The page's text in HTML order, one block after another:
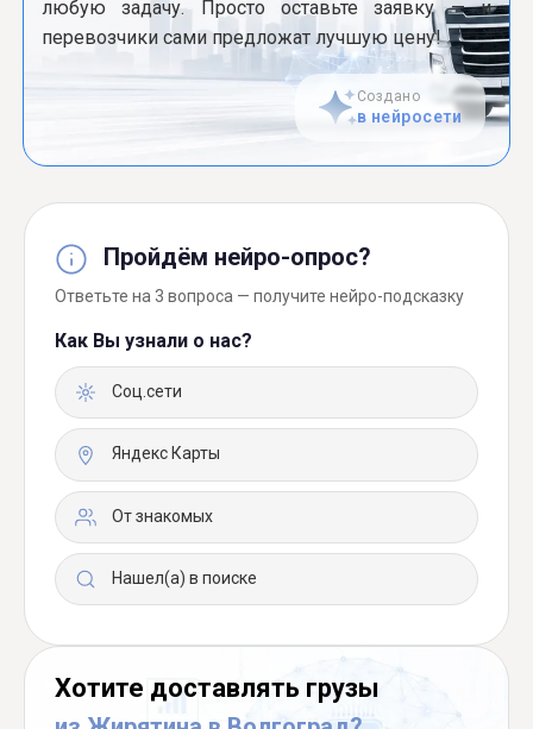
любую задачу. Просто оставьте заявку — и
перевозчики сами предложат лучшую цену!
Создано
в нейросети
Пройдём нейро-опрос?
Ответьте на 3 вопроса — получите нейро-подсказку
Как Вы узнали о нас?
Соц.сети
Яндекс Карты
От знакомых
Нашел(а) в поиске
Хотите доставлять грузы